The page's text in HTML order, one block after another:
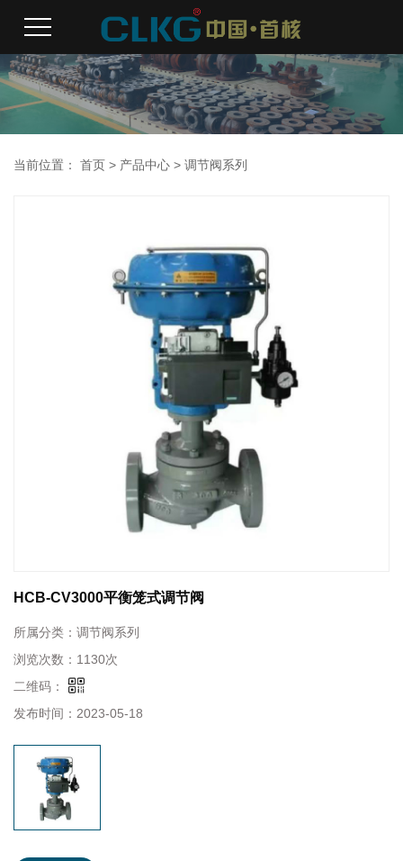
当前位置： 首页 > 产品中心 > 调节阀系列
HCB-CV3000平衡笼式调节阀
所属分类： 调节阀系列
浏览次数： 1130次
二维码：
发布时间： 2023-05-18